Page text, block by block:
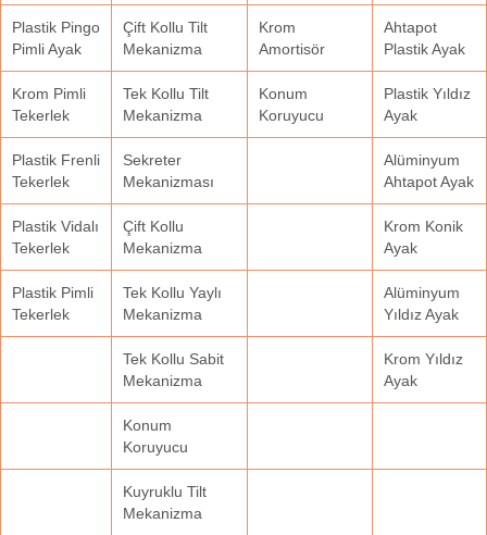
Plastik Pingo
Pimli Ayak
Çift Kollu Tilt
Mekanizma
Krom
Amortisör
Ahtapot
Plastik Ayak
Krom Pimli
Tekerlek
Tek Kollu Tilt
Mekanizma
Konum
Koruyucu
Plastik Yıldız
Ayak
Plastik Frenli
Tekerlek
Sekreter
Mekanizması
Alüminyum
Ahtapot Ayak
Plastik Vidalı
Tekerlek
Çift Kollu
Mekanizma
Krom Konik
Ayak
Plastik Pimli
Tekerlek
Tek Kollu Yaylı
Mekanizma
Alüminyum
Yıldız Ayak
Tek Kollu Sabit
Mekanizma
Krom Yıldız
Ayak
Konum
Koruyucu
Kuyruklu Tilt
Mekanizma